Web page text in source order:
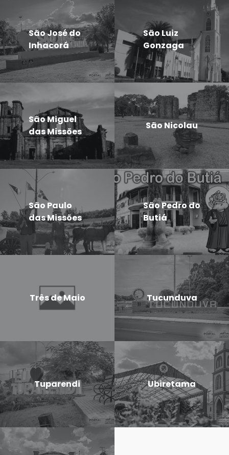
São José do
Inhacorá
São Luiz
Gonzaga
São Miguel
das Missões
São Nicolau
São Paulo
das Missões
São Pedro do
Butiá
Três de Maio Tucunduva
Tuparendi Ubiretama